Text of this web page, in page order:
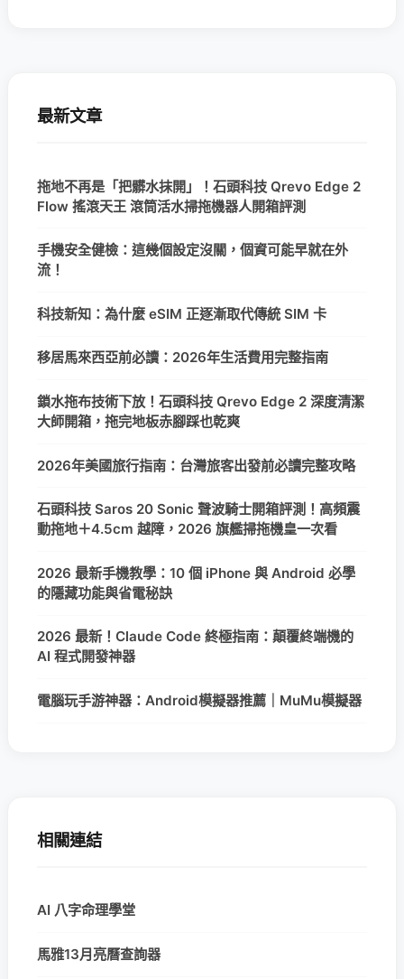
最新文章
拖地不再是「把髒水抹開」！石頭科技 Qrevo Edge 2
Flow 搖滾天王 滾筒活水掃拖機器人開箱評測
手機安全健檢：這幾個設定沒關，個資可能早就在外
流！
科技新知：為什麼 eSIM 正逐漸取代傳統 SIM 卡
移居馬來西亞前必讀：2026年生活費用完整指南
鎖水拖布技術下放！石頭科技 Qrevo Edge 2 深度清潔
大師開箱，拖完地板赤腳踩也乾爽
2026年美國旅行指南：台灣旅客出發前必讀完整攻略
石頭科技 Saros 20 Sonic 聲波騎士開箱評測！高頻震
動拖地＋4.5cm 越障，2026 旗艦掃拖機皇一次看
2026 最新手機教學：10 個 iPhone 與 Android 必學
的隱藏功能與省電秘訣
2026 最新！Claude Code 終極指南：顛覆終端機的
AI 程式開發神器
電腦玩手游神器：Android模擬器推薦｜MuMu模擬器
相關連結
AI 八字命理學堂
馬雅13月亮曆查詢器